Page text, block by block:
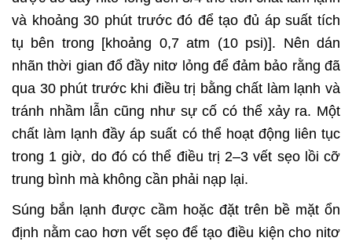
và khoảng 30 phút trước đó để tạo đủ áp suất tích
tụ bên trong [khoảng 0,7 atm (10 psi)]. Nên dán
nhãn thời gian đổ đầy nitơ lỏng để đảm bảo rằng đã
qua 30 phút trước khi điều trị bằng chất làm lạnh và
tránh nhầm lẫn cũng như sự cố có thể xảy ra. Một
chất làm lạnh đầy áp suất có thể hoạt động liên tục
trong 1 giờ, do đó có thể điều trị 2–3 vết sẹo lồi cỡ
trung bình mà không cần phải nạp lại.
Súng bắn lạnh được cầm hoặc đặt trên bề mặt ổn
định nằm cao hơn vết sẹo để tạo điều kiện cho nitơ